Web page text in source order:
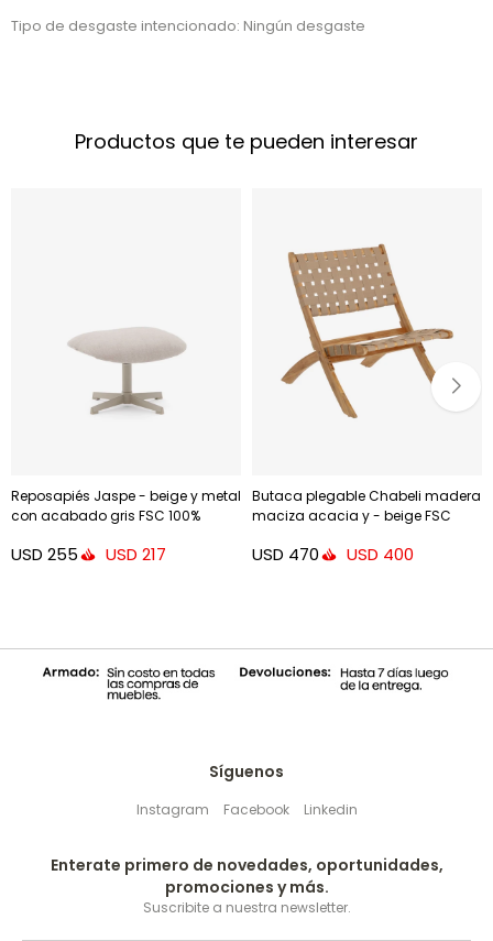
Tipo de desgaste intencionado: Ningún desgaste
Productos que te pueden interesar
Reposapiés Jaspe - beige y metal
con acabado gris FSC 100%
USD 255 USD 217
Butaca plegable Chabeli madera
maciza acacia y - beige FSC
USD 470 USD 400
Síguenos
Instagram Facebook Linkedin
Enterate primero de novedades, oportunidades,
promociones y más.
Suscribite a nuestra newsletter.